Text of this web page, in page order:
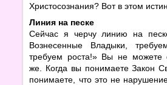
Христосознания? Вот в этом
Линия на песке
Сейчас я черчу линию на
Вознесенные Владыки,
требуем роста!» Вы не можете
же. Когда вы понимаете Закон
понимаете, что это не